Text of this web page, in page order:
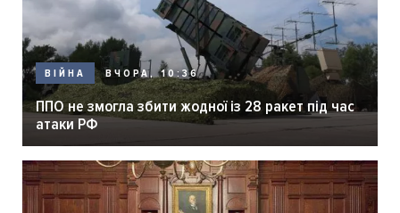
ВІЙНА ВЧОРА, 10:36
ППО не змогла збити жодної із 28 ракет під час
атаки РФ